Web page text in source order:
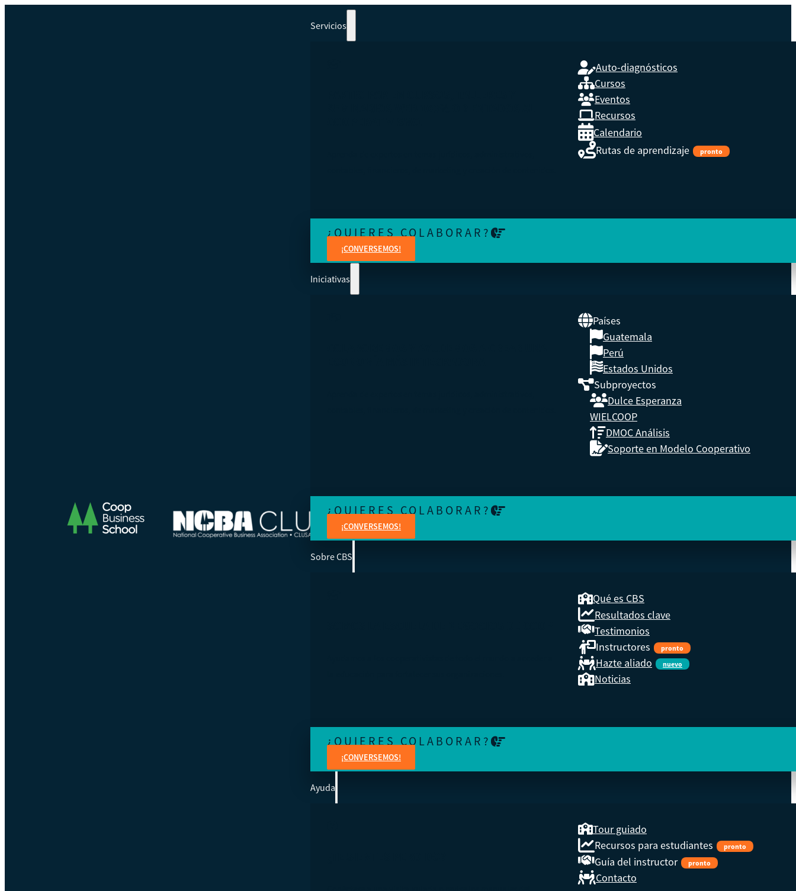
Servicios
Auto-diagnósticos
Cursos
Eventos
Recursos
Calendario
Rutas de aprendizaje
pronto
¿QUIERES COLABORAR?
¡CONVERSEMOS!
Iniciativas
Países
Guatemala
Perú
Estados Unidos
Subproyectos
Dulce Esperanza
WIELCOOP
DMOC Análisis
Soporte en Modelo Cooperativo
¿QUIERES COLABORAR?
¡CONVERSEMOS!
Sobre CBS
Qué es CBS
Resultados clave
Testimonios
Instructores
pronto
Hazte aliado nuevo
Noticias
¿QUIERES COLABORAR?
¡CONVERSEMOS!
Ayuda
Tour guiado
Recursos para estudiantes
pronto
Guía del instructor pronto
Contacto